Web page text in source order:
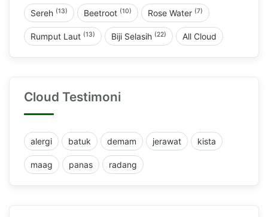
Sereh (13) Beetroot (10) Rose Water (7)
Rumput Laut (13) Biji Selasih (22) All Cloud
Cloud Testimoni
alergi batuk demam jerawat kista
maag panas radang